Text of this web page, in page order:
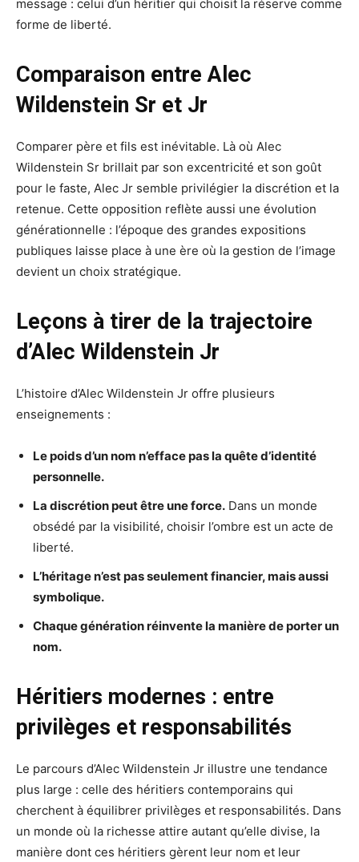
message : celui d’un héritier qui choisit la réserve comme
forme de liberté.
Comparaison entre Alec
Wildenstein Sr et Jr
Comparer père et fils est inévitable. Là où Alec
Wildenstein Sr brillait par son excentricité et son goût
pour le faste, Alec Jr semble privilégier la discrétion et la
retenue. Cette opposition reflète aussi une évolution
générationnelle : l’époque des grandes expositions
publiques laisse place à une ère où la gestion de l’image
devient un choix stratégique.
Leçons à tirer de la trajectoire
d’Alec Wildenstein Jr
L’histoire d’Alec Wildenstein Jr offre plusieurs
enseignements :
Le poids d’un nom n’efface pas la quête d’identité
personnelle.
La discrétion peut être une force. Dans un monde
obsédé par la visibilité, choisir l’ombre est un acte de
liberté.
L’héritage n’est pas seulement financier, mais aussi
symbolique.
Chaque génération réinvente la manière de porter un
nom.
Héritiers modernes : entre
privilèges et responsabilités
Le parcours d’Alec Wildenstein Jr illustre une tendance
plus large : celle des héritiers contemporains qui
cherchent à équilibrer privilèges et responsabilités. Dans
un monde où la richesse attire autant qu’elle divise, la
manière dont ces héritiers gèrent leur nom et leur